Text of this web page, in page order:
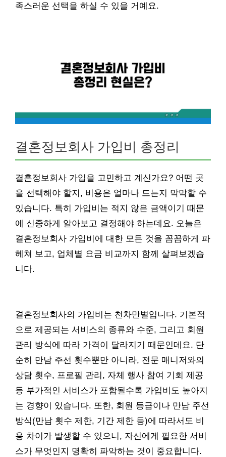
족스러운 선택을 하실 수 있을 거예요.
결혼정보회사 가입비 총정리
결혼정보회사 가입을 고민하고 계신가요? 어떤 곳
을 선택해야 할지, 비용은 얼마나 드는지 막막할 수
있습니다. 특히 가입비는 적지 않은 금액이기 때문
에 신중하게 알아보고 결정해야 하는데요. 오늘은
결혼정보회사 가입비에 대한 모든 것을 꼼꼼하게 파
헤쳐 보고, 업체별 요금 비교까지 함께 살펴보겠습
니다.
결혼정보회사의 가입비는 천차만별입니다. 기본적
으로 제공되는 서비스의 종류와 수준, 그리고 회원
관리 방식에 따라 가격이 달라지기 때문인데요. 단
순히 만남 주선 횟수뿐만 아니라, 전문 매니저와의
상담 횟수, 프로필 관리, 자체 행사 참여 기회 제공
등 부가적인 서비스가 포함될수록 가입비도 높아지
는 경향이 있습니다. 또한, 회원 등급이나 만남 주선
방식(만남 횟수 제한, 기간 제한 등)에 따라서도 비
용 차이가 발생할 수 있으니, 자신에게 필요한 서비
스가 무엇인지 명확히 파악하는 것이 중요합니다.